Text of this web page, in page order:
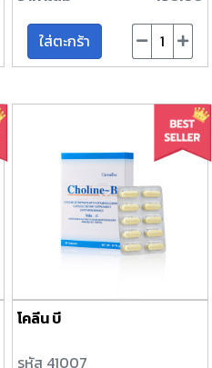
ใส่ตะกร้า
โคลีน บี
รหัส 41007